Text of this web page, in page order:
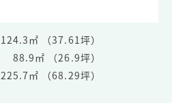
124.3㎡ （37.61坪）
88.9㎡ （26.9坪）
225.7㎡ （68.29坪）